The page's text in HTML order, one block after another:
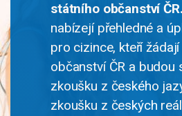
státního občanství ČR.
nabízejí přehledné a
pro cizince, kteří
občanství ČR a budou
zkoušku z českého
zkoušku z českých